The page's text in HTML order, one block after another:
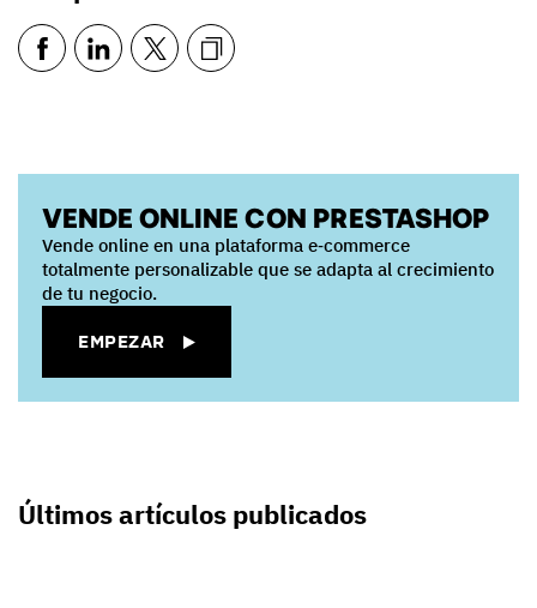
VENDE ONLINE CON PRESTASHOP
Vende online en una plataforma e‑commerce
totalmente personalizable que se adapta al crecimiento
de tu negocio.
EMPEZAR
Últimos artículos publicados